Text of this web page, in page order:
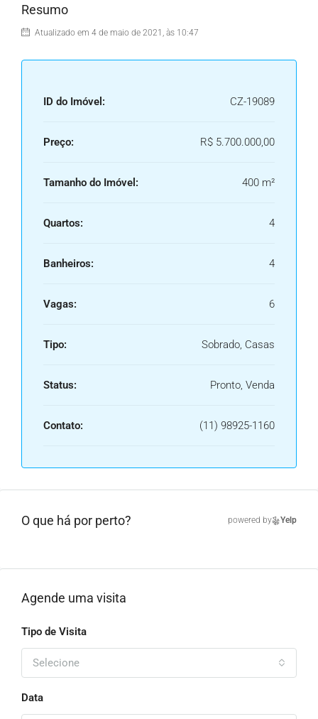
Resumo
Atualizado em 4 de maio de 2021, às 10:47
ID do Imóvel: CZ-19089
Preço: R$ 5.700.000,00
Tamanho do Imóvel: 400 m²
Quartos: 4
Banheiros: 4
Vagas: 6
Tipo: Sobrado, Casas
Status: Pronto, Venda
Contato: (11) 98925-1160
O que há por perto? powered by Yelp
Agende uma visita
Tipo de Visita
Selecione
Data